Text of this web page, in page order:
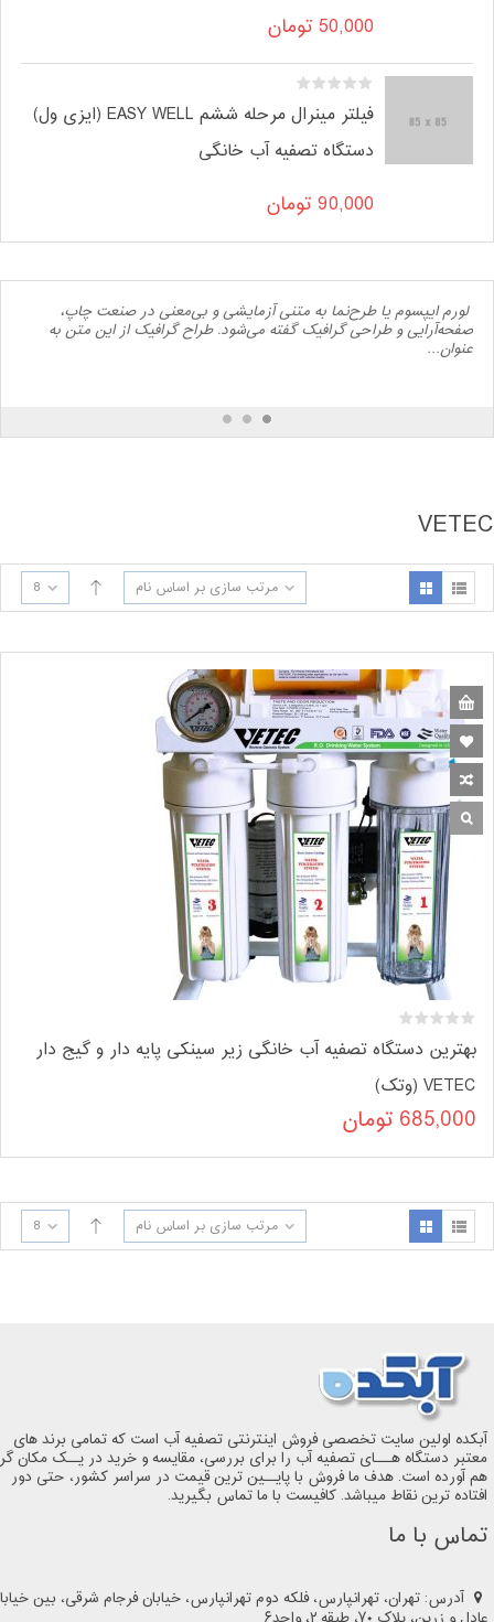
50,000 تومان
فیلتر مینرال مرحله ششم EASY WELL (ایزی ول)
دستگاه تصفیه آب خانگی
90,000 تومان
لورم ایپسوم یا طرح‌نما به متنی آزمایشی و بی‌معنی در صنعت چاپ،
صفحه‌آرایی و طراحی گرافیک گفته می‌شود. طراح گرافیک از این متن به
عنوان…
VETEC
مرتب سازی بر اساس نام 8
بهترین دستگاه تصفیه آب خانگی زیر سینکی پایه دار و گیج دار
VETEC (وتک)
685,000 تومان
مرتب سازی بر اساس نام 8
آبکده اولین سایت تخصصی فروش اینترنتی تصفیه آب است که تمامی برند های
معتبر دستگاه هـــای تصفیه آب را برای بررسی، مقایسه و خرید در یــک مکان
هم آورده است. هدف ما فروش با پایــین ترین قیمت در سراسر کشور، حتی دور
افتاده ترین نقاط میباشد. کافیست با ما تماس بگیرید.
تماس با ما
آدرس: تهران، تهرانپارس، فلکه دوم تهرانپارس، خیابان فرجام شرقی، بین